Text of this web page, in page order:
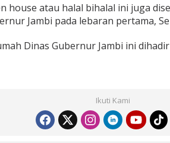
house atau halal bihalal ini juga
Jambi pada lebaran pertama,
Dinas Gubernur Jambi ini
Ikuti Kami